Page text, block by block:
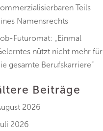
Teils
Namensrechts
Futuromat: „Einmal
nützt nicht mehr für
gesamte Berufskarriere“
Beiträge
2026
2026